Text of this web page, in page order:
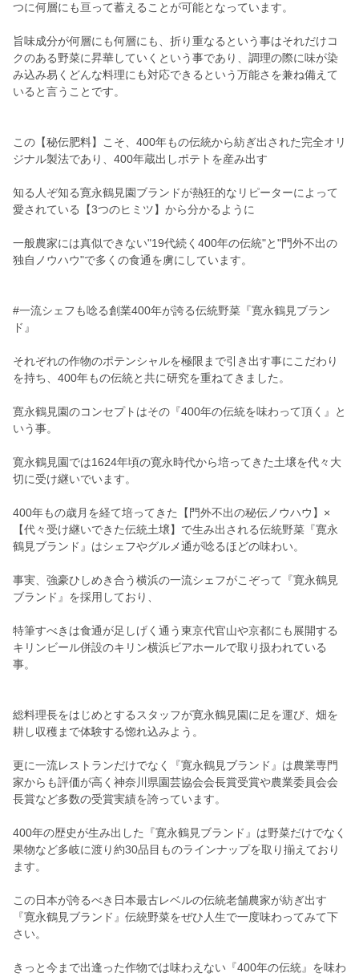
つに何層にも亘って蓄えることが可能となっています。
旨味成分が何層にも何層にも、折り重なるという事はそれだけコ
クのある野菜に昇華していくという事であり、調理の際に味が染
み込み易くどんな料理にも対応できるという万能さを兼ね備えて
いると言うことです。
この【秘伝肥料】こそ、400年もの伝統から紡ぎ出された完全オリ
ジナル製法であり、400年蔵出しポテトを産み出す
知る人ぞ知る寛永鶴見園ブランドが熱狂的なリピーターによって
愛されている【3つのヒミツ】から分かるように
一般農家には真似できない"19代続く400年の伝統"と"門外不出の
独自ノウハウ"で多くの食通を虜にしています。
#一流シェフも唸る創業400年が誇る伝統野菜『寛永鶴見ブラン
ド』
それぞれの作物のポテンシャルを極限まで引き出す事にこだわり
を持ち、400年もの伝統と共に研究を重ねてきました。
寛永鶴見園のコンセプトはその『400年の伝統を味わって頂く』と
いう事。
寛永鶴見園では1624年頃の寛永時代から培ってきた土壌を代々大
切に受け継いでいます。
400年もの歳月を経て培ってきた【門外不出の秘伝ノウハウ】×
【代々受け継いできた伝統土壌】で生み出される伝統野菜『寛永
鶴見ブランド』はシェフやグルメ通が唸るほどの味わい。
事実、強豪ひしめき合う横浜の一流シェフがこぞって『寛永鶴見
ブランド』を採用しており、
特筆すべきは食通が足しげく通う東京代官山や京都にも展開する
キリンビール併設のキリン横浜ビアホールで取り扱われている
事。
総料理長をはじめとするスタッフが寛永鶴見園に足を運び、畑を
耕し収穫まで体験する惚れ込みよう。
更に一流レストランだけでなく『寛永鶴見ブランド』は農業専門
家からも評価が高く神奈川県園芸協会会長賞受賞や農業委員会会
長賞など多数の受賞実績を誇っています。
400年の歴史が生み出した『寛永鶴見ブランド』は野菜だけでなく
果物など多岐に渡り約30品目ものラインナップを取り揃えており
ます。
この日本が誇るべき日本最古レベルの伝統老舗農家が紡ぎ出す
『寛永鶴見ブランド』伝統野菜をぜひ人生で一度味わってみて下
さい。
きっと今まで出逢った作物では味わえない『400年の伝統』を味わ